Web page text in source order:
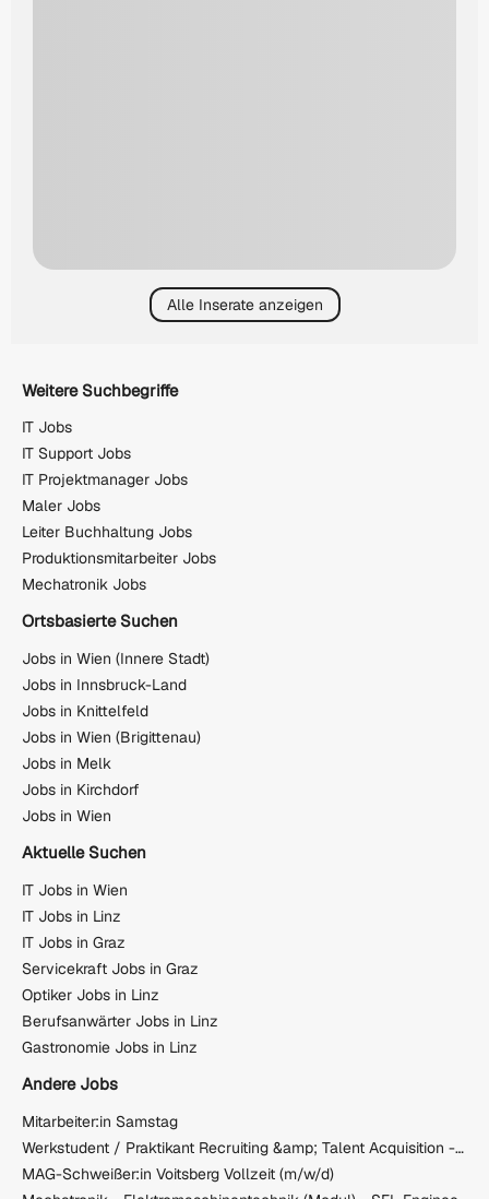
Alle Inserate anzeigen
Weitere Suchbegriffe
IT Jobs
IT Support Jobs
IT Projektmanager Jobs
Maler Jobs
Leiter Buchhaltung Jobs
Produktionsmitarbeiter Jobs
Mechatronik Jobs
Ortsbasierte Suchen
Jobs in Wien (Innere Stadt)
Jobs in Innsbruck-Land
Jobs in Knittelfeld
Jobs in Wien (Brigittenau)
Jobs in Melk
Jobs in Kirchdorf
Jobs in Wien
Aktuelle Suchen
IT Jobs in Wien
IT Jobs in Linz
IT Jobs in Graz
Servicekraft Jobs in Graz
Optiker Jobs in Linz
Berufsanwärter Jobs in Linz
Gastronomie Jobs in Linz
Andere Jobs
Mitarbeiter:in Samstag
Werkstudent / Praktikant Recruiting &amp; Talent Acquisition - Fokus Active Sourcing (TZ-VZ)
MAG-Schweißer:in Voitsberg Vollzeit (m/w/d)